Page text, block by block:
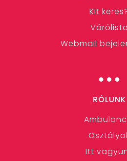
Kit
Várólista
Webmail
…
RÓLUNK
Itt